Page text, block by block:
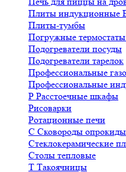
Плиты индукционные
Плиты-тумбы
Погружные
Подогреватели посуды
Подогреватели тарелок
Профессиональные
Профессиональные
Р Расстоечные шкафы
Рисоварки
Ротационные печи
С Сковороды
Стеклокерамические
Столы тепловые
Т Такоячницы